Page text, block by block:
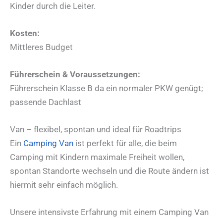
Kinder durch die Leiter.
Kosten:
Mittleres Budget
Führerschein & Voraussetzungen:
Führerschein Klasse B da ein normaler PKW genügt;
passende Dachlast
Van – flexibel, spontan und ideal für Roadtrips
Ein Camping Van ist perfekt für alle, die beim
Camping mit Kindern maximale Freiheit wollen,
spontan Standorte wechseln und die Route ändern ist
hiermit sehr einfach möglich.
Unsere intensivste Erfahrung mit einem Camping Van